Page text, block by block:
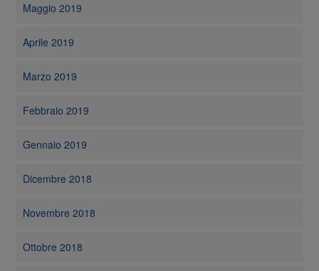
Maggio 2019
Aprile 2019
Marzo 2019
Febbraio 2019
Gennaio 2019
Dicembre 2018
Novembre 2018
Ottobre 2018